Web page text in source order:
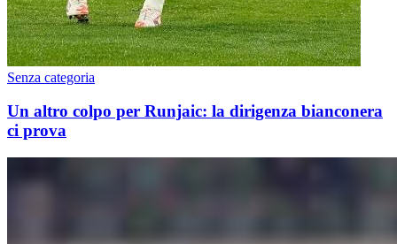
Senza categoria
Un altro colpo per Runjaic: la dirigenza bianconera
ci prova